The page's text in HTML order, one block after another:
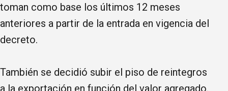
toman como base los últimos 12 meses
anteriores a partir de la entrada en vigencia del
decreto.
También se decidió subir el piso de reintegros
a la exportación en función del valor agregado,